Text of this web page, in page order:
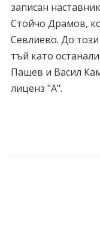
записан
Стойчо Драмов,
Севлиево. До
тъй като
Пашев и Васил
лиценз "А".